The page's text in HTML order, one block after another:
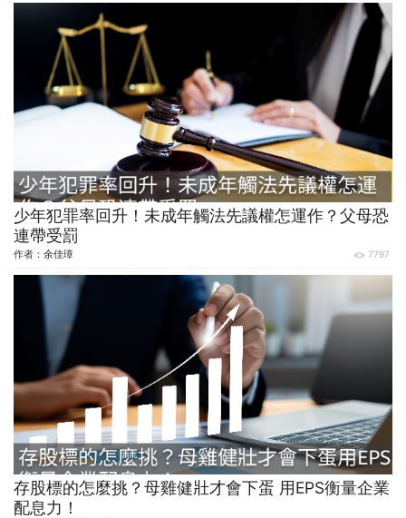
少年犯罪率回升！未成年觸法先議權怎運作？父母恐
連帶受罰
作者： 余佳璋 7797
存股標的怎麼挑？母雞健壯才會下蛋 用EPS衡量企業
配息力！